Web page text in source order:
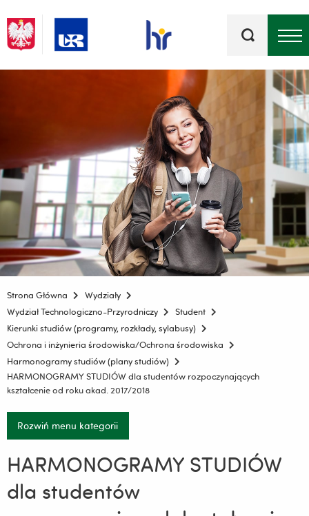
kluczowe
Strona Główna
Wydziały
Wydział Technologiczno-Przyrodniczy
Student
Kierunki studiów (programy, rozkłady, sylabusy)
Ochrona i inżynieria środowiska/Ochrona środowiska
Harmonogramy studiów (plany studiów)
HARMONOGRAMY STUDIÓW dla studentów rozpoczynających
kształcenie od roku akad. 2017/2018
Rozwiń menu kategorii
HARMONOGRAMY STUDIÓW
dla studentów